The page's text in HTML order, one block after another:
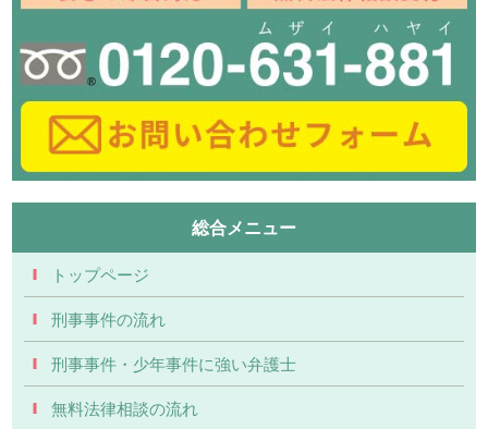
総合メニュー
トップページ
刑事事件の流れ
刑事事件・少年事件に強い弁護士
無料法律相談の流れ